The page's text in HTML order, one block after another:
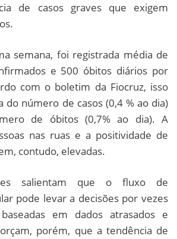
de casos graves que exigem
semana, foi registrada média de
e 500 óbitos diários por
com o boletim da Fiocruz, isso
do número de casos (0,4 % ao dia)
de óbitos (0,7% ao dia). A
nas ruas e a positividade de
contudo, elevadas.
salientam que o fluxo de
pode levar a decisões por vezes
em dados atrasados e
porém, que a tendência de